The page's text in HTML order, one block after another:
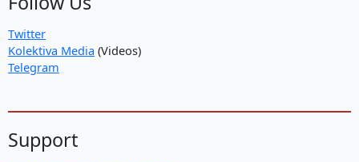
Twitter
Kolektiva Media (Videos)
Telegram
Support